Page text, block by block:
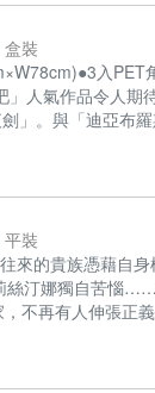
盒裝
入
人氣作品令人期
」。與「迪亞布
，有著淡紅髮色
平裝
來的貴族憑藉自
汀娜獨自苦惱
不再有人伸張正
列累積銷量突破